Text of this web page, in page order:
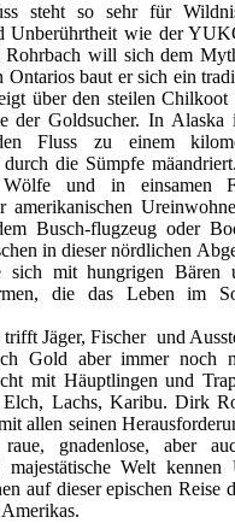
steht so sehr für
Unberührtheit wie der
will sich dem
Ontarios baut er sich ein
über den steilen Chilkoot
der Goldsucher. In Alaska
Fluss zu einem
die Sümpfe
und in einsamen
amerikanischen
Busch-flugzeug oder
in dieser nördlichen
sich mit hungrigen Bären
die das Leben im
Jäger, Fischer und
Gold aber immer noch
mit Häuptlingen und
Elch, Lachs, Karibu. Dirk
allen seinen
gnadenlose, aber
majestätische Welt
auf dieser epischen Reise